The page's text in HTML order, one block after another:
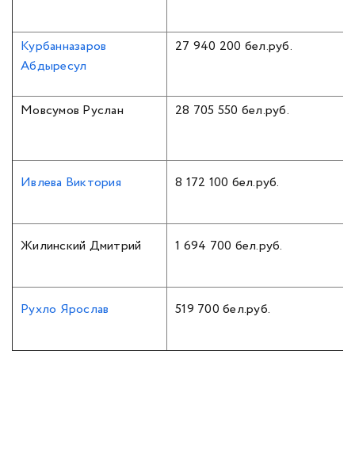
Курбанназаров
Абдыресул
27 940 200 бел.руб.
Мовсумов Руслан 28 705 550 бел.руб.
Ивлева Виктория 8 172 100 бел.руб.
Жилинский Дмитрий 1 694 700 бел.руб.
Рухло Ярослав 519 700 бел.руб.